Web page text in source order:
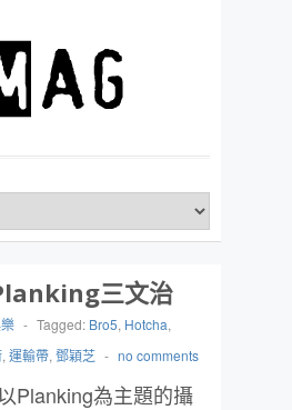
三文治
- Tagged: Bro5, Hotcha,
, 運輸帶, 鄧穎芝 - no comments
Planking為主題的攝